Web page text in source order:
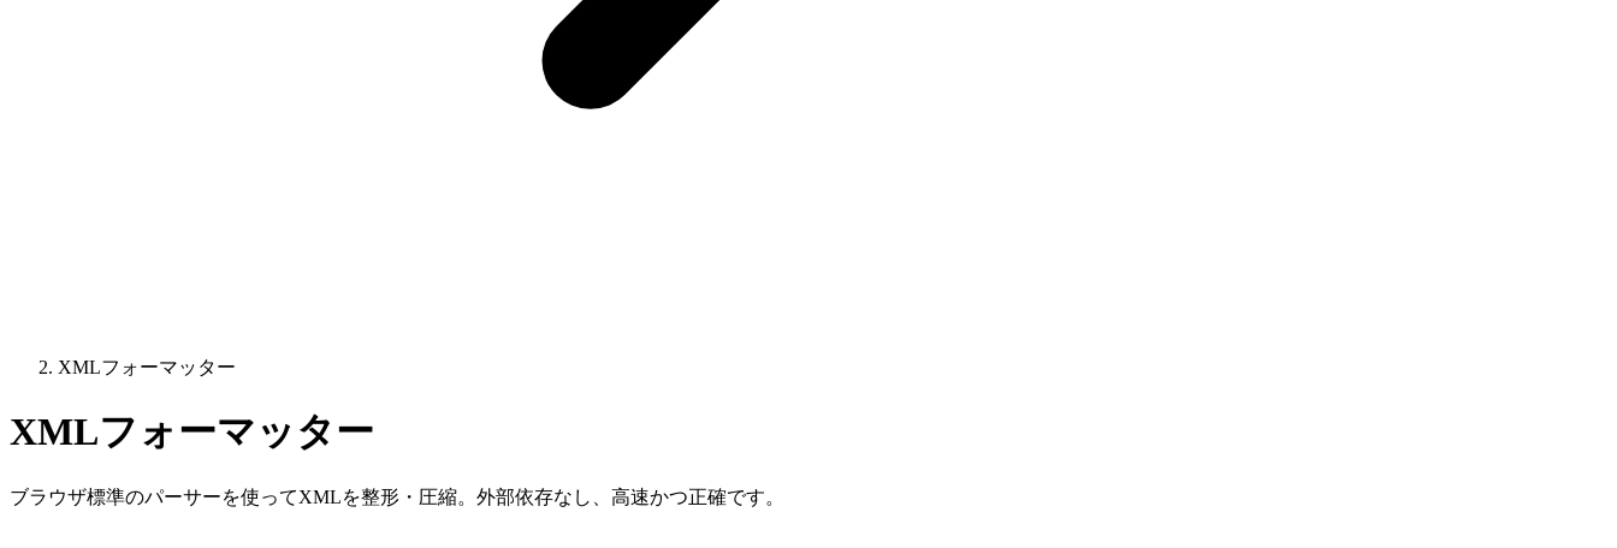
XMLフォーマッター
XMLフォーマッター
ブラウザ標準のパーサーを使ってXMLを整形・圧縮。外部依存なし、高速かつ正確です。